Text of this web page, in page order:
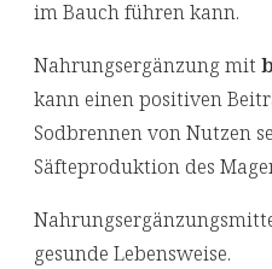
im Bauch führen kann.
Nahrungsergänzung mit
kann einen positiven
Sodbrennen von Nutzen
Säfteproduktion des
gesunde Lebensweise.